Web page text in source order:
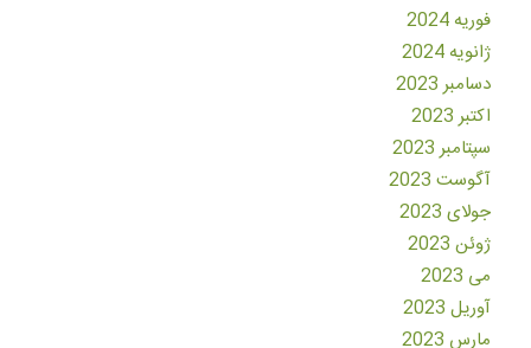
فوریه 2024
ژانویه 2024
دسامبر 2023
اکتبر 2023
سپتامبر 2023
آگوست 2023
جولای 2023
ژوئن 2023
می 2023
آوریل 2023
مارس 2023